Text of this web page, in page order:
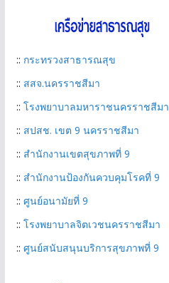
:: กระทรวงสาธารณสุข
:: สสจ.นครราชสีมา
:: โรงพยาบาลมหาราชนครราชสีมา
:: สปสช. เขต 9 นครราชสีมา
:: สำนักงานเขตสุขภาพที่ 9
:: สำนักงานป้องกันควบคุมโรคที่ 9
:: ศูนย์อนามัยที่ 9
:: โรงพยาบาลจิตเวชนครราชสีมา
:: ศูนย์สนับสนุนบริการสุขภาพที่ 9